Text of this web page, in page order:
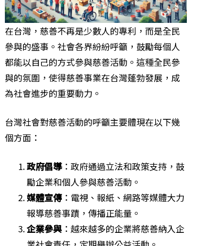
在台灣，慈善不再是少數人的專利，而是全民
參與的盛事。社會各界紛紛呼籲，鼓勵每個人
都能以自己的方式參與慈善活動。這種全民參
與的氛圍，使得慈善事業在台灣蓬勃發展，成
為社會進步的重要動力。
台灣社會對慈善活動的呼籲主要體現在以下幾
個方面：
政府倡導：政府通過立法和政策支持，鼓
勵企業和個人參與慈善活動。
媒體宣傳：電視、報紙、網路等媒體大力
報導慈善事蹟，傳播正能量。
企業參與 ：越來越多的企業將慈善納入企